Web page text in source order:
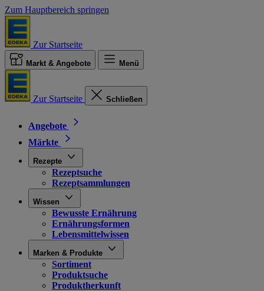
Zum Hauptbereich springen
Zur Startseite
Markt & Angebote Menü
Zur Startseite Schließen
Angebote
Märkte
Rezepte
Rezeptsuche
Rezeptsammlungen
Wissen
Bewusste Ernährung
Ernährungsformen
Lebensmittelwissen
Marken & Produkte
Sortiment
Produktsuche
Produktherkunft